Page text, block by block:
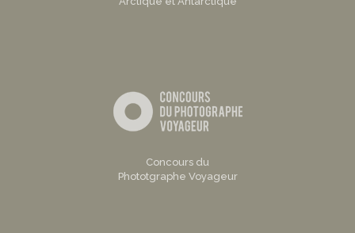
Concours du
Phototgraphe Voyageur